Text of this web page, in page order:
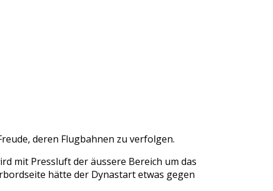
deren Flugbahnen zu verfolgen.
mit Pressluft der äussere Bereich um das
hätte der Dynastart etwas gegen